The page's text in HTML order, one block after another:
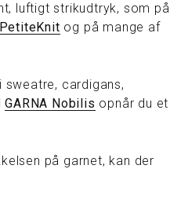
luftigt strikudtryk, som på
PetiteKnit og på mange af
cardigans,
GARNA Nobilis opnår du et
på garnet, kan der